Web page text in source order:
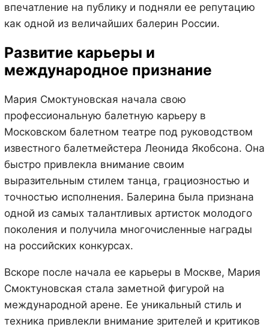
впечатление на публику и подняли ее репутацию
как одной из величайших балерин России.
Развитие карьеры и
международное признание
Мария Смоктуновская начала свою
профессиональную балетную карьеру в
Московском балетном театре под руководством
известного балетмейстера Леонида Якобсона. Она
быстро привлекла внимание своим
выразительным стилем танца, грациозностью и
точностью исполнения. Балерина была признана
одной из самых талантливых артисток молодого
поколения и получила многочисленные награды
на российских конкурсах.
Вскоре после начала ее карьеры в Москве, Мария
Смоктуновская стала заметной фигурой на
международной арене. Ее уникальный стиль и
техника привлекли внимание зрителей и критиков